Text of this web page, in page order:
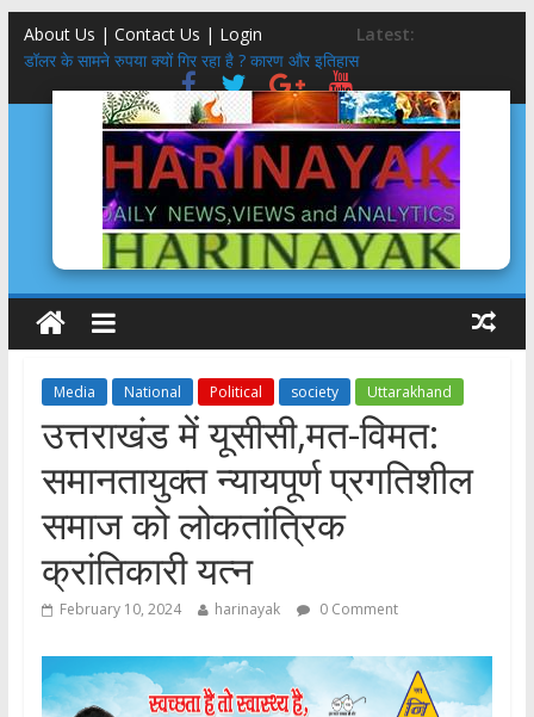
About Us | Contact Us | Login
Latest:
डॉलर के सामने रुपया क्यों गिर रहा है ? कारण और इतिहास
Social Media KYC : सोशल मीडिया के केवाईसी होने से क्या रुक सकते हैं
झारखंड छात्र धरने में नेहा बोरा का मुंह काला,एक पुलिस अभिरक्षा में
उत्तराखंड कांग्रेस गठन:
गुप्ता का अंतिम संस्कार करने वाले आश्रम ने बेटियों के 5100₹ भी लौटाये
Media National Political society Uttarakhand
उत्तराखंड में यूसीसी,मत-विमत:
समानतायुक्त न्यायपूर्ण प्रगतिशील
समाज को लोकतांत्रिक
क्रांतिकारी यत्न
February 10, 2024 harinayak 0 Comment